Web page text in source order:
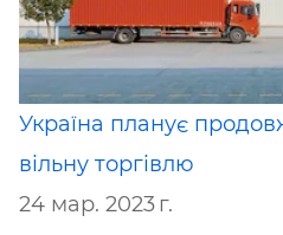
Україна планує
вільну торгівлю
24 мар. 2023 г.